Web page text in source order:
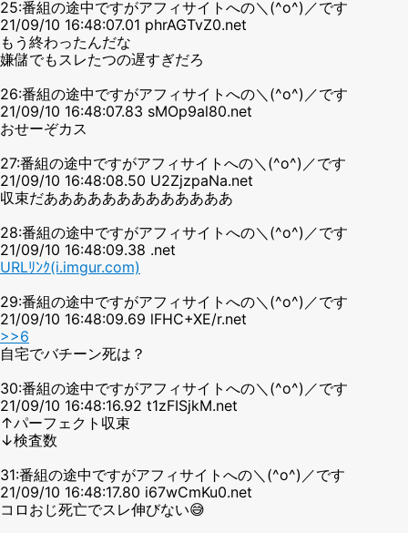
25:番組の途中ですがアフィサイトへの＼(^o^)／です
21/09/10 16:48:07.01 phrAGTvZ0.net
もう終わったんだな
嫌儲でもスレたつの遅すぎだろ
26:番組の途中ですがアフィサイトへの＼(^o^)／です
21/09/10 16:48:07.83 sMOp9al80.net
おせーぞカス
27:番組の途中ですがアフィサイトへの＼(^o^)／です
21/09/10 16:48:08.50 U2ZjzpaNa.net
収束だあああああああああああああ
28:番組の途中ですがアフィサイトへの＼(^o^)／です
21/09/10 16:48:09.38 .net
URLﾘﾝｸ(i.imgur.com)
29:番組の途中ですがアフィサイトへの＼(^o^)／です
21/09/10 16:48:09.69 lFHC+XE/r.net
>>6
自宅でバチーン死は？
30:番組の途中ですがアフィサイトへの＼(^o^)／です
21/09/10 16:48:16.92 t1zFISjkM.net
↑パーフェクト収束
↓検査数
31:番組の途中ですがアフィサイトへの＼(^o^)／です
21/09/10 16:48:17.80 i67wCmKu0.net
コロおじ死亡でスレ伸びない😅